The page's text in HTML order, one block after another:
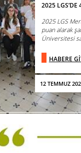
12 TEMMUZ
2025 LGS’DE
2025 LGS
puan alarak
Üniversitesi
HABERE